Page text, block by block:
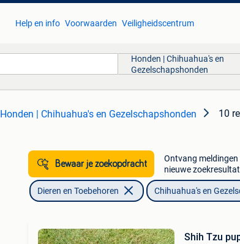
Help en info Voorwaarden Veiligheidscentrum
Honden | Chihuahua's en
Gezelschapshonden
Honden | Chihuahua's en Gezelschapshonden 10
Bewaar je zoekopdracht
Ontvang meldingen
nieuwe
Dieren en Toebehoren Chihuahua's en
Shih Tzu